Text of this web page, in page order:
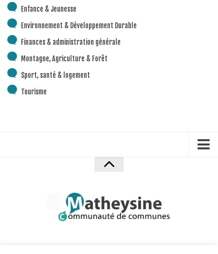
Enfance & Jeunesse
Environnement & Développement Durable
Finances & administration générale
Montagne, Agriculture & Forêt
Sport, santé & logement
Tourisme
Politique de confidentialité